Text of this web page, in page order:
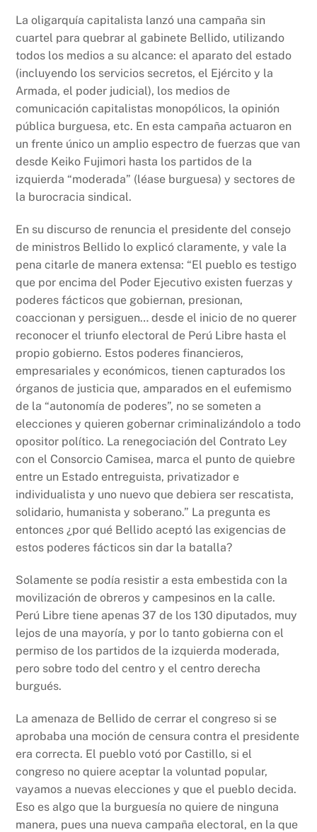
La oligarquía capitalista lanzó una campaña sin
cuartel para quebrar al gabinete Bellido, utilizando
todos los medios a su alcance: el aparato del estado
(incluyendo los servicios secretos, el Ejército y la
Armada, el poder judicial), los medios de
comunicación capitalistas monopólicos, la opinión
pública burguesa, etc. En esta campaña actuaron en
un frente único un amplio espectro de fuerzas que van
desde Keiko Fujimori hasta los partidos de la
izquierda “moderada” (léase burguesa) y sectores de
la burocracia sindical.
En su discurso de renuncia el presidente del consejo
de ministros Bellido lo explicó claramente, y vale la
pena citarle de manera extensa: “El pueblo es testigo
que por encima del Poder Ejecutivo existen fuerzas y
poderes fácticos que gobiernan, presionan,
coaccionan y persiguen… desde el inicio de no querer
reconocer el triunfo electoral de Perú Libre hasta el
propio gobierno. Estos poderes financieros,
empresariales y económicos, tienen capturados los
órganos de justicia que, amparados en el eufemismo
de la “autonomía de poderes”, no se someten a
elecciones y quieren gobernar criminalizándolo a todo
opositor político. La renegociación del Contrato Ley
con el Consorcio Camisea, marca el punto de quiebre
entre un Estado entreguista, privatizador e
individualista y uno nuevo que debiera ser rescatista,
solidario, humanista y soberano.” La pregunta es
entonces ¿por qué Bellido aceptó las exigencias de
estos poderes fácticos sin dar la batalla?
Solamente se podía resistir a esta embestida con la
movilización de obreros y campesinos en la calle.
Perú Libre tiene apenas 37 de los 130 diputados, muy
lejos de una mayoría, y por lo tanto gobierna con el
permiso de los partidos de la izquierda moderada,
pero sobre todo del centro y el centro derecha
burgués.
La amenaza de Bellido de cerrar el congreso si se
aprobaba una moción de censura contra el presidente
era correcta. El pueblo votó por Castillo, si el
congreso no quiere aceptar la voluntad popular,
vayamos a nuevas elecciones y que el pueblo decida.
Eso es algo que la burguesía no quiere de ninguna
manera, pues una nueva campaña electoral, en la que